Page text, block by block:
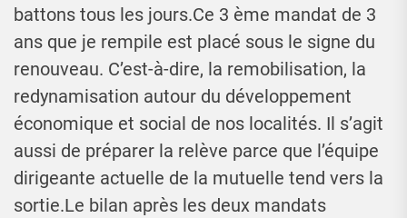
battons tous les jours.Ce 3 ème mandat de 3
ans que je rempile est placé sous le signe du
renouveau. C’est-à-dire, la remobilisation, la
redynamisation autour du développement
économique et social de nos localités. Il s’agit
aussi de préparer la relève parce que l’équipe
dirigeante actuelle de la mutuelle tend vers la
sortie.Le bilan après les deux mandats